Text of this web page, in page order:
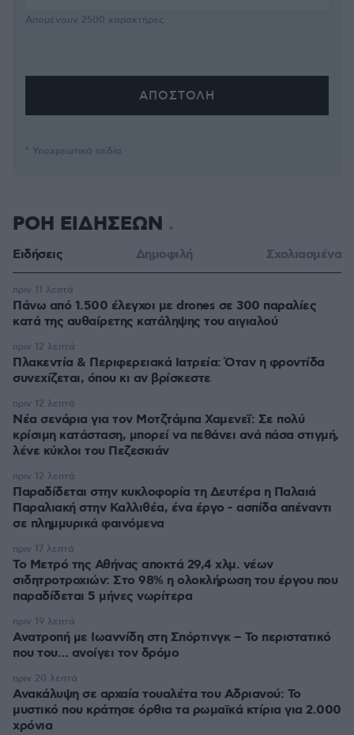
Απομένουν 2500 χαρακτήρες
* Υποχρεωτικά πεδία
ΡΟΗ ΕΙΔΗΣΕΩΝ
Ειδήσεις Δημοφιλή Σχολιασμένα
Πάνω από 1.500 έλεγχοι με drones σε 300 παραλίες
κατά της αυθαίρετης κατάληψης του αιγιαλού
πριν 11 λεπτά
Πλακεντία & Περιφερειακά Ιατρεία: Όταν η φροντίδα
συνεχίζεται, όπου κι αν βρίσκεστε
πριν 12 λεπτά
Νέα σενάρια για τον Μοτζτάμπα Χαμενεΐ: Σε πολύ
κρίσιμη κατάσταση, μπορεί να πεθάνει ανά πάσα στιγμή,
λένε κύκλοι του Πεζεσκιάν
πριν 12 λεπτά
Παραδίδεται στην κυκλοφορία τη Δευτέρα η Παλαιά
Παραλιακή στην Καλλιθέα, ένα έργο - ασπίδα απέναντι
σε πλημμυρικά φαινόμενα
πριν 12 λεπτά
Το Μετρό της Αθήνας αποκτά 29,4 χλμ. νέων
σιδητροτροχιών: Στο 98% η ολοκλήρωση του έργου που
παραδίδεται 5 μήνες νωρίτερα
πριν 17 λεπτά
Ανατροπή με Ιωαννίδη στη Σπόρτινγκ – Το περιστατικό
που του… ανοίγει τον δρόμο
πριν 19 λεπτά
Ανακάλυψη σε αρχαία τουαλέτα του Αδριανού: Το
μυστικό που κράτησε όρθια τα ρωμαϊκά κτίρια για 2.000
χρόνια
πριν 20 λεπτά